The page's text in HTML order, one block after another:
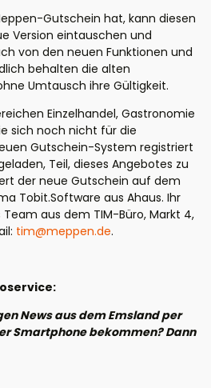
Gutschein hat, kann diesen
Version eintauschen und
von den neuen Funktionen und
behalten die alten
Umtausch ihre Gültigkeit.
Einzelhandel, Gastronomie
sich noch nicht für die
Gutschein-System registriert
Teil, dieses Angebotes zu
der neue Gutschein auf dem
Tobit.Software aus Ahaus. Ihr
aus dem TIM-Büro, Markt 4,
tim@meppen.de.
News aus dem Emsland per
Smartphone bekommen? Dann